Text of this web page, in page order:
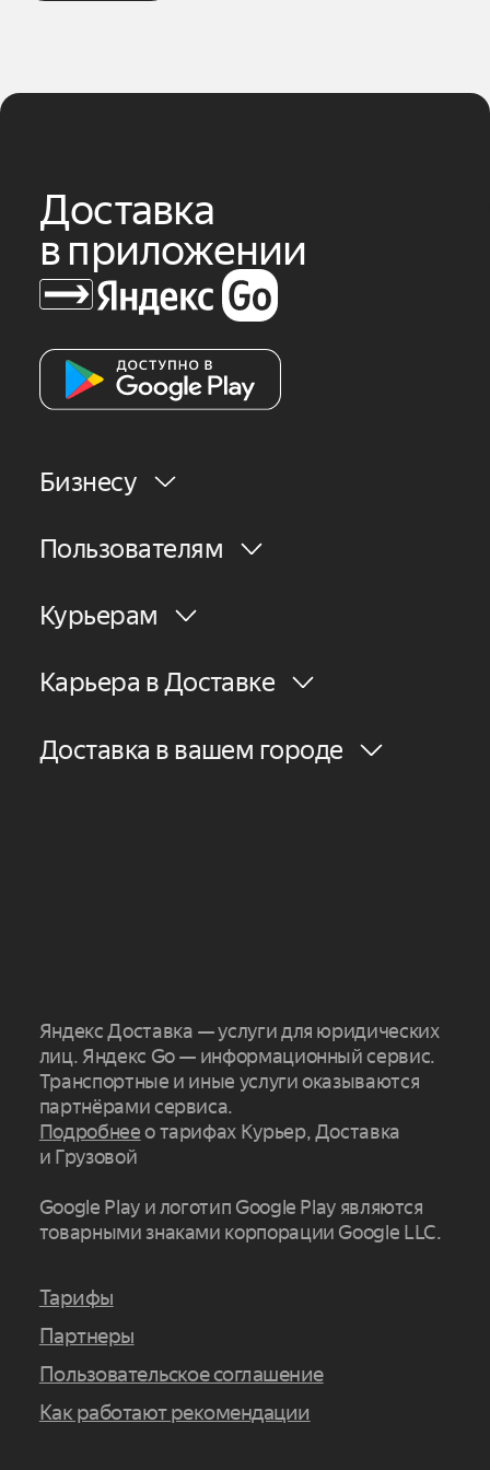
Доставка
в приложении
Бизнесу
Пользователям
Курьерам
Карьера в Доставке
Доставка в вашем городе
Яндекс Доставка — услуги для юридических
лиц. Яндекс Go — информационный сервис.
Транспортные и иные услуги оказываются
партнёрами сервиса.
Подробнеео тарифах Курьер, Доставка
и Грузовой
Google Play и логотип Google Play являются
товарными знаками корпорации Google LLC.
Тарифы
Партнеры
Пользовательское соглашение
Как работают рекомендации